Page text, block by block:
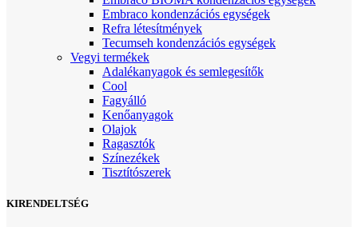
Embraco kondenzációs egységek
Refra létesítmények
Tecumseh kondenzációs egységek
Vegyi termékek
Adalékanyagok és semlegesítők
Cool
Fagyálló
Kenőanyagok
Olajok
Ragasztók
Színezékek
Tisztítószerek
KIRENDELTSÉG